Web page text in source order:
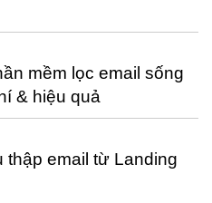
mềm lọc email sống
& hiệu quả
thập email từ Landing